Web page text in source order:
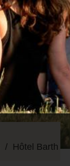
Hôtel Barth